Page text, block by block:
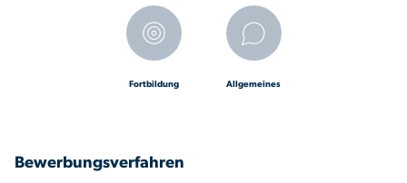
Fortbildung Allgemeines
Bewerbungsverfahren